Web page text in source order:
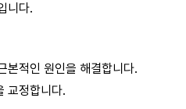
니다.
본적인 원인을 해결합니다.
교정합니다.